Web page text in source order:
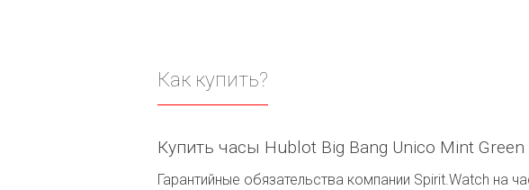
Как купить?
Купить часы Hublot Big Bang Unico Mint
Гарантийные обязательства компании Spirit.Watch на